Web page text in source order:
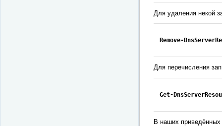
Для удаления некой
Remove-
Для перечисления
Get-
В наших